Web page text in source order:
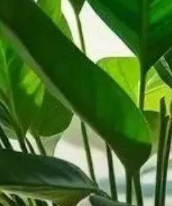
ESCOLHA
Por que escolher a
A Zamioculca é resistente e se
ambientes. Ideal para quem tem